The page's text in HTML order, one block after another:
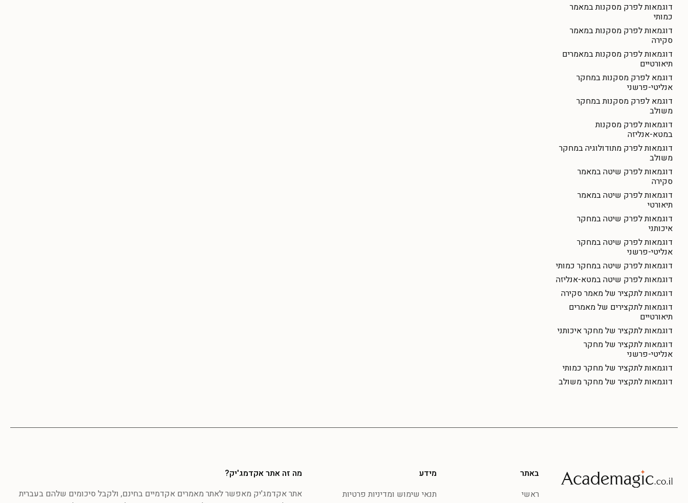
דוגמאות לפרק מסקנות במאמר
כמותי
דוגמאות לפרק מסקנות במאמר
סקירה
דוגמאות לפרק מסקנות במאמרים
תיאורטיים
דוגמא לפרק מסקנות במחקר
אנליטי-פרשני
דוגמא לפרק מסקנות במחקר
משולב
דוגמאות לפרק מסקנות
במטא-אנליזה
דוגמאות לפרק מתודולוגיה במחקר
משולב
דוגמאות לפרק שיטה במאמר
סקירה
דוגמאות לפרק שיטה במאמר
תיאורטי
דוגמאות לפרק שיטה במחקר
איכותני
דוגמאות לפרק שיטה במחקר
אנליטי-פרשני
דוגמאות לפרק שיטה במחקר כמותי
דוגמאות לפרק שיטה במטא-אנליזה
דוגמאות לתקציר של מאמר סקירה
דוגמאות לתקצירים של מאמרים
תיאורטיים
דוגמאות לתקציר של מחקר איכותני
דוגמאות לתקציר של מחקר
אנליטי-פרשני
דוגמאות לתקציר של מחקר כמותי
דוגמאות לתקציר של מחקר משולב
באתר
ראשי
מידע
תנאי שימוש ומדיניות פרטיות
מה זה אתר אקדמג'יק?
אתר אקדמג'יק מאפשר לאתר מאמרים אקדמיים בחינם, ולקבל סיכומים שלהם בעברית